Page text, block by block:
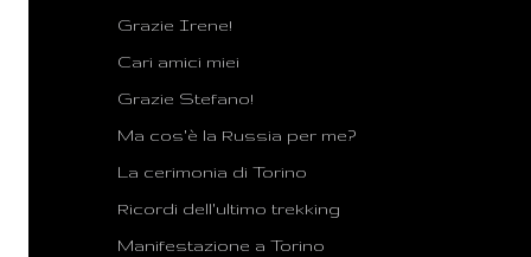
Grazie Irene!
Cari amici miei
Grazie Stefano!
Ma cos'è la Russia per me?
La cerimonia di Torino
Ricordi dell'ultimo trekking
Manifestazione a Torino